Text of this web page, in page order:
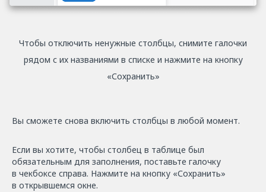
Чтобы отключить ненужные столбцы, снимите галочки
рядом с их названиями в списке и нажмите на кнопку
«Сохранить»
Вы сможете снова включить столбцы в любой момент.
Если вы хотите, чтобы столбец в таблице был
обязательным для заполнения, поставьте галочку
в чекбоксе справа. Нажмите на кнопку «Сохранить»
в открывшемся окне.